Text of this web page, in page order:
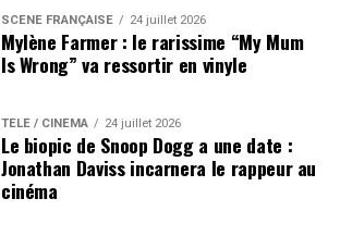
SCÈNE FRANÇAISE 24 juillet 2026
Mylène Farmer : le rarissime “My Mum
Is Wrong” va ressortir en vinyle
TÉLÉ / CINÉMA 24 juillet 2026
Le biopic de Snoop Dogg a une date :
Jonathan Daviss incarnera le rappeur au
cinéma